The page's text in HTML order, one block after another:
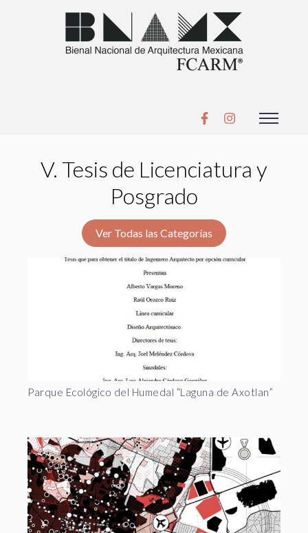
V. Tesis de Licenciatura y
Posgrado
Ver Todas las Categorías
Parque Ecológico del Humedal “Laguna de Axotlan”